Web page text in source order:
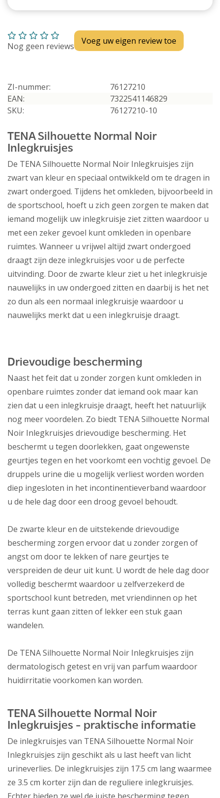
Nog geen reviews Voeg uw eigen review toe
ZI-nummer:
76127210
EAN:
7322541146829
SKU:
76127210-10
TENA Silhouette Normal Noir
Inlegkruisjes
De TENA Silhouette Normal Noir Inlegkruisjes zijn
zwart van kleur en speciaal ontwikkeld om te dragen in
zwart ondergoed. Tijdens het omkleden, bijvoorbeeld in
de sportschool, hoeft u zich geen zorgen te maken dat
iemand mogelijk uw inlegkruisje ziet zitten waardoor u
met een zeker gevoel kunt omkleden in openbare
ruimtes. Wanneer u vrijwel altijd zwart ondergoed
draagt zijn deze inlegkruisjes voor u de perfecte
uitvinding. Door de zwarte kleur ziet u het inlegkruisje
nauwelijks in uw ondergoed zitten en daarbij is het net
zo dun als een normaal inlegkruisje waardoor u
nauwelijks merkt dat u een inlegkruisje draagt.
Drievoudige bescherming
Naast het feit dat u zonder zorgen kunt omkleden in
openbare ruimtes zonder dat iemand ook maar kan
zien dat u een inlegkruisje draagt, heeft het natuurlijk
nog meer voordelen. Zo biedt TENA Silhouette Normal
Noir Inlegkruisjes drievoudige bescherming. Het
beschermt u tegen doorlekken, gaat ongewenste
geurtjes tegen en het voorkomt een vochtig gevoel. De
druppels urine die u mogelijk verliest worden worden
diep ingesloten in het incontinentieverband waardoor
u de hele dag door een droog gevoel behoudt.
De zwarte kleur en de uitstekende drievoudige
bescherming zorgen ervoor dat u zonder zorgen of
angst om door te lekken of nare geurtjes te
verspreiden de deur uit kunt. U wordt de hele dag door
volledig beschermt waardoor u zelfverzekerd de
sportschool kunt betreden, met vriendinnen op het
terras kunt gaan zitten of lekker een stuk gaan
wandelen.
De TENA Silhouette Normal Noir Inlegkruisjes zijn
dermatologisch getest en vrij van parfum waardoor
huidirritatie voorkomen kan worden.
TENA Silhouette Normal Noir
Inlegkruisjes - praktische informatie
De inlegkruisjes van TENA Silhouette Normal Noir
Inlegkruisjes zijn geschikt als u last heeft van licht
urineverlies. De inlegkruisjes zijn 17.5 cm lang waarmee
ze 3.5 cm korter zijn dan de reguliere inlegkruisjes.